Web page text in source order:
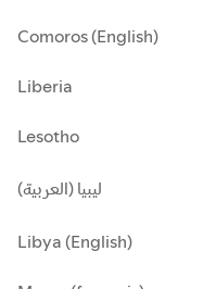
Comoros (English)
Liberia
Lesotho
ليبيا (العربية)
Libya (English)